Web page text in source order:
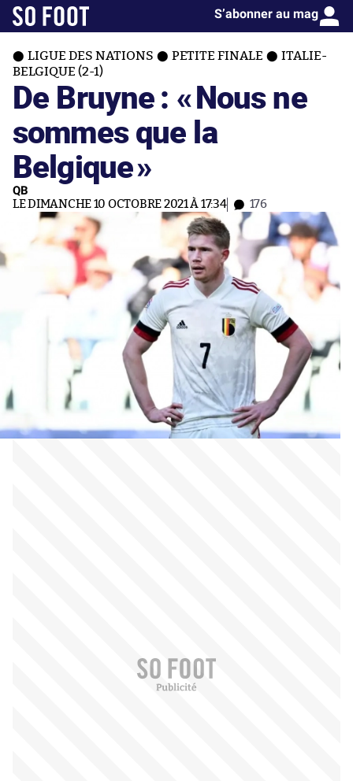
S’abonner au mag
LIGUE DES NATIONS PETITE FINALE
ITALIE-
BELGIQUE (2-1)
De Bruyne : «Nous ne
sommes que la
Belgique»
QB
LE DIMANCHE 10 OCTOBRE 2021 À 17:34 176